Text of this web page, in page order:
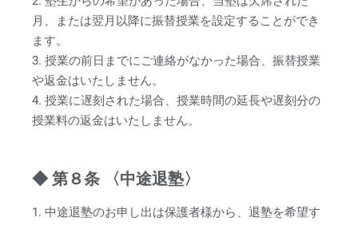
月、または翌月以降に振替授業を設定することができ
ます。
3. 授業の前日までにご連絡がなかった場合、振替授業
や返金はいたしません。
4. 授業に遅刻された場合、授業時間の延長や遅刻分の
授業料の返金はいたしません。
◆ 第８条 〈中途退塾〉
1. 中途退塾のお申し出は保護者様から、退塾を希望す